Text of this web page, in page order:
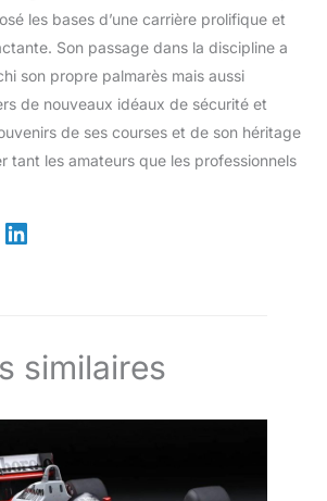
les bases d’une carrière prolifique et
Son passage dans la discipline a
son propre palmarès mais aussi
de nouveaux idéaux de sécurité et
de ses courses et de son héritage
tant les amateurs que les professionnels
similaires